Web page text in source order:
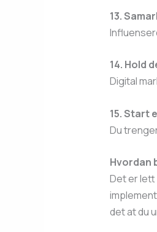
13.
14. Hold
Digital
15. Start
Du
Hvordan
Det er lett
det at du